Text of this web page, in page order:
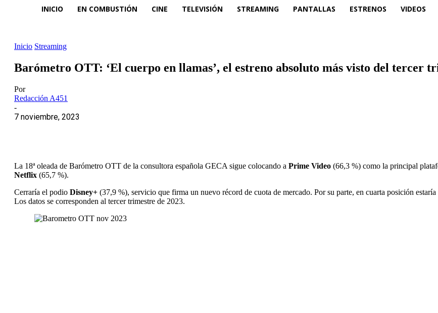
INICIO EN COMBUSTIÓN CINE TELEVISIÓN STREAMING PANTALLAS ESTRENOS VIDEOS
Inicio Streaming
Barómetro OTT: ‘El cuerpo en llamas’, el estreno absoluto más visto del tercer
Por
Redacción A451
-
7 noviembre, 2023
La 18ª oleada de Barómetro OTT de la consultora española GECA sigue colocando a Prime Video (66,3 %) como la principal
Netflix (65,7 %).
Cerraría el podio Disney+ (37,9 %), servicio que firma un nuevo récord de cuota de mercado. Por su parte, en cuarta posición estaría
Los datos se corresponden al tercer trimestre de 2023.